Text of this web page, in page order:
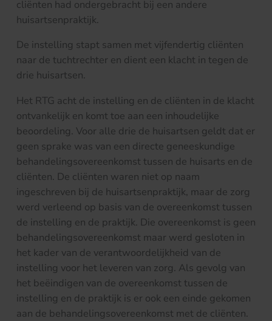
cliënten had ondergebracht bij een andere
huisartsenpraktijk.
De instelling stapt samen met vijfendertig cliënten
naar de tuchtrechter en dient een klacht in tegen de
drie huisartsen.
Het RTG acht de instelling en de cliënten in de klacht
ontvankelijk en komt toe aan een inhoudelijke
beoordeling. Voor alle drie de huisartsen geldt dat er
geen sprake was van een directe geneeskundige
behandelingsovereenkomst tussen de huisarts en de
cliënten. De cliënten waren niet op naam
ingeschreven bij de huisartsenpraktijk, maar de zorg
werd verleend op basis van de overeenkomst tussen
de instelling en de praktijk. Die overeenkomst is geen
behandelingsovereenkomst maar werd gesloten in
het kader van de verantwoordelijkheid van de
instelling voor het leveren van zorg. Als gevolg van
het beëindigen van de overeenkomst tussen de
instelling en de praktijk is er ook een einde gekomen
aan de behandelingsovereenkomst met de cliënten.